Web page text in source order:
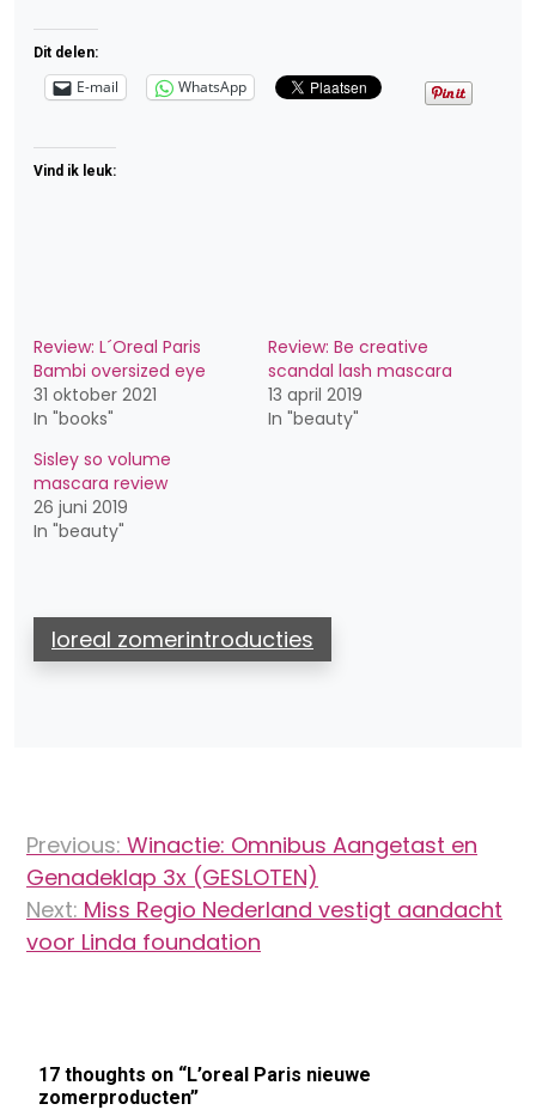
Dit delen:
E-mail WhatsApp
Vind ik leuk:
Review: L´Oreal Paris
Bambi oversized eye
31 oktober 2021
In "books"
Review: Be creative
scandal lash mascara
13 april 2019
In "beauty"
Sisley so volume
mascara review
26 juni 2019
In "beauty"
loreal zomerintroducties
navigatie
Previous: Winactie: Omnibus Aangetast en
Genadeklap 3x (GESLOTEN)
Next: Miss Regio Nederland vestigt aandacht
voor Linda foundation
17 thoughts on “L’oreal Paris nieuwe
zomerproducten”